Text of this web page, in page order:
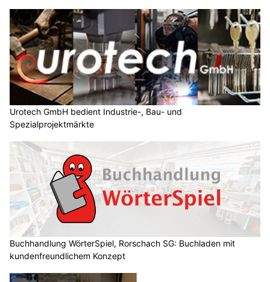
Urotech GmbH bedient Industrie-, Bau- und
Spezialprojektmärkte
Buchhandlung WörterSpiel, Rorschach SG: Buchladen mit
kundenfreundlichem Konzept